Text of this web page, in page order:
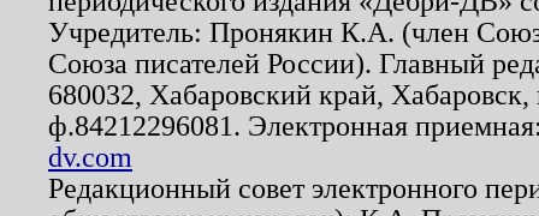
Учредитель: Пронякин К.А. (член
Союза писателей России). Главный
680032, Хабаровский край,
ф.84212296081. Электронная
dv.com
Редакционный совет электронного